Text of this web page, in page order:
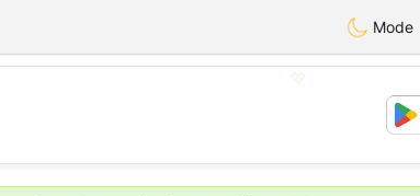
Mode
💕